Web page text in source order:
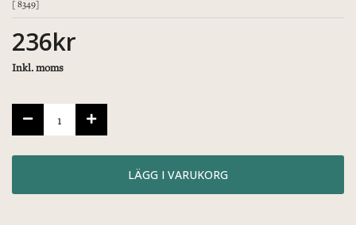
[ 8349]
236kr
Inkl. moms